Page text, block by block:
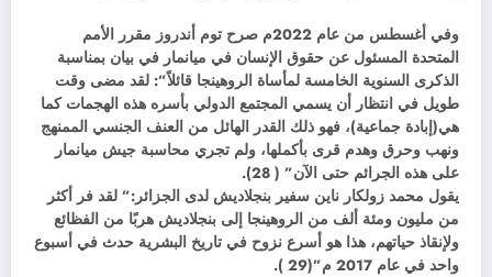
وفي أغسطس من عام 2022م صرح توم أندروز مقرر الأمم
المتحدة المسئول عن حقوق الإنسان في ميانمار في بيان بمناسبة
الذكرى السنوية الخامسة لمأساة الروهينجا قائلاً”: لقد مضى وقت
طويل في انتظار أن يسمي المجتمع الدولي بأسره هذه الهجمات كما
هي(إبادة جماعية)، فهو ذلك القدر الهائل من العنف الجنسي الممنهج
ونهب وحرق وهدم قرى بأكملها، ولم تجري محاسبة جيش ميانمار
على هذه الجرائم حتى الآن” ( 28).
يقول محمد زولكار ناين سفير بنجلاديش لدى الجزائر:” لقد فر أكثر
من مليون ومئة ألف من الروهينجا إلى بنجلاديش هربًا من الفظائع
ولإنقاذ حياتهم، هذا هو أسرع نزوح في تاريخ البشرية حدث في أسبوع
واحد في عام 2017 م”(29 ).